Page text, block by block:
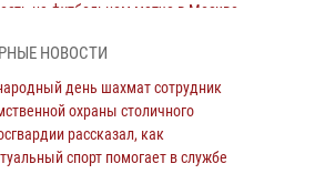
на футбольном матче в Москве
росгвардейцы задержали
дебош в букмекерской
НОВОСТИ
день шахмат сотрудник
охраны столичного
рассказал, как
спорт помогает в службе